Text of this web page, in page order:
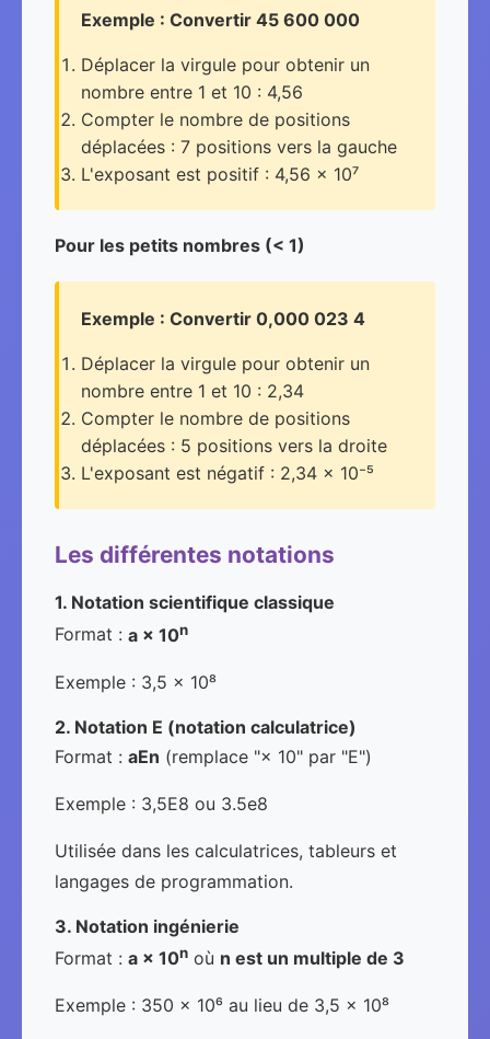
Exemple : Convertir 45 600 000
Déplacer la virgule pour obtenir un
nombre entre 1 et 10 : 4,56
Compter le nombre de positions
déplacées : 7 positions vers la gauche
L'exposant est positif : 4,56 × 10⁷
Pour les petits nombres (< 1)
Exemple : Convertir 0,000 023 4
Déplacer la virgule pour obtenir un
nombre entre 1 et 10 : 2,34
Compter le nombre de positions
déplacées : 5 positions vers la droite
L'exposant est négatif : 2,34 × 10⁻⁵
Les différentes notations
1. Notation scientifique classique
Format : a × 10n
Exemple : 3,5 × 10⁸
2. Notation E (notation calculatrice)
Format : aEn (remplace "× 10" par "E")
Exemple : 3,5E8 ou 3.5e8
Utilisée dans les calculatrices, tableurs et
langages de programmation.
3. Notation ingénierie
Format : a × 10n où n est un multiple de 3
Exemple : 350 × 10⁶ au lieu de 3,5 × 10⁸